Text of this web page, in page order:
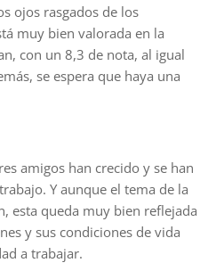
ojos rasgados de los
muy bien valorada en la
con un 8,3 de nota, al igual
se espera que haya una
amigos han crecido y se han
Y aunque el tema de la
esta queda muy bien reflejada
y sus condiciones de vida
a trabajar.